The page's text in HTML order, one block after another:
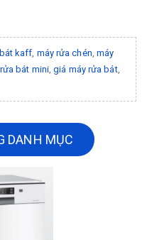
kaff máy rửa chén máy
bát mini,giá máy rửa bát,
DANH MỤC